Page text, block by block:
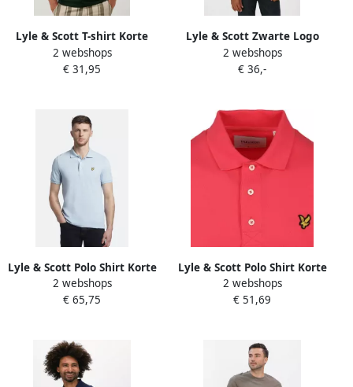
Lyle & Scott T-shirt Korte
Mouw Lyle & Scott Plain T
shirt
2 webshops
€ 31,95
Lyle & Scott Zwarte Logo
Adelaar T-shirt Lente
Collectie Black Heren
2 webshops
€ 36,-
Lyle & Scott Polo Shirt Korte
Mouw Lyle & Scott Plain
Polo Shirt
2 webshops
€ 65,75
Lyle & Scott Polo Shirt Korte
Mouw Lyle & Scott Poloshirt
van biologisch katoen
2 webshops
€ 51,69